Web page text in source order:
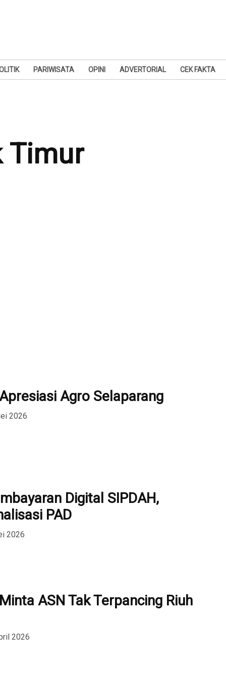
PARIWISATA OPINI ADVERTORIAL CEK FAKTA
Timur
Agro Selaparang
2026
Digital SIPDAH,
PAD
2026
ASN Tak Terpancing Riuh
2026